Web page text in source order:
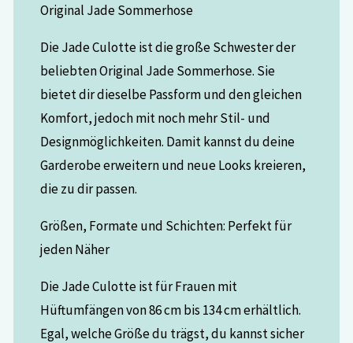
Original Jade Sommerhose
Die Jade Culotte ist die große Schwester der
beliebten Original Jade Sommerhose. Sie
bietet dir dieselbe Passform und den gleichen
Komfort, jedoch mit noch mehr Stil- und
Designmöglichkeiten. Damit kannst du deine
Garderobe erweitern und neue Looks kreieren,
die zu dir passen.
Größen, Formate und Schichten: Perfekt für
jeden Näher
Die Jade Culotte ist für Frauen mit
Hüftumfängen von 86 cm bis 134 cm erhältlich.
Egal, welche Größe du trägst, du kannst sicher